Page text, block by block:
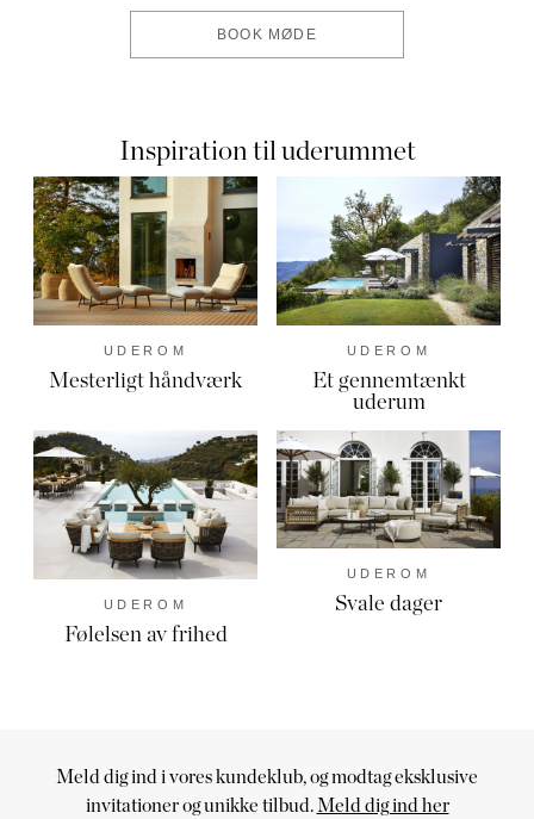
BOOK MØDE
Inspiration til uderummet
UDEROM
Mesterligt håndværk
UDEROM
Et gennemtænkt
uderum
UDEROM
Følelsen av frihed
UDEROM
Svale dager
Indkøbskurv
Meld dig ind i vores kundeklub, og modtag eksklusive
invitationer og unikke tilbud.Meld dig ind her